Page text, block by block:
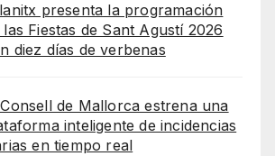
presenta la programación
las Fiestas de Sant Agustí 2026
diez días de verbenas
de Mallorca estrena una
inteligente de incidencias
en tiempo real